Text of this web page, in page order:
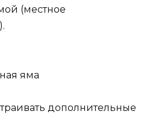
(местное
яма
дополнительные